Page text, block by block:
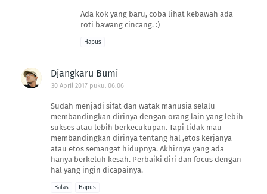
Ada kok yang baru, coba lihat kebawah ada
roti bawang cincang. :)
Hapus
Djangkaru Bumi
30 April 2017 pukul 06.06
Sudah menjadi sifat dan watak manusia selalu
membandingkan dirinya dengan orang lain yang lebih
sukses atau lebih berkecukupan. Tapi tidak mau
membandingkan dirinya tentang hal ,etos kerjanya
atau etos semangat hidupnya. Akhirnya yang ada
hanya berkeluh kesah. Perbaiki diri dan focus dengan
hal yang ingin dicapainya.
Balas Hapus